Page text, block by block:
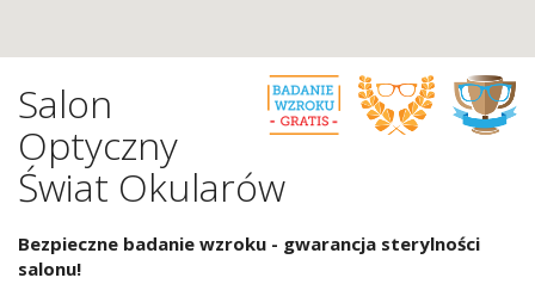
Salon
Optyczny
Świat Okularów
Bezpieczne badanie wzroku - gwarancja sterylności
salonu!